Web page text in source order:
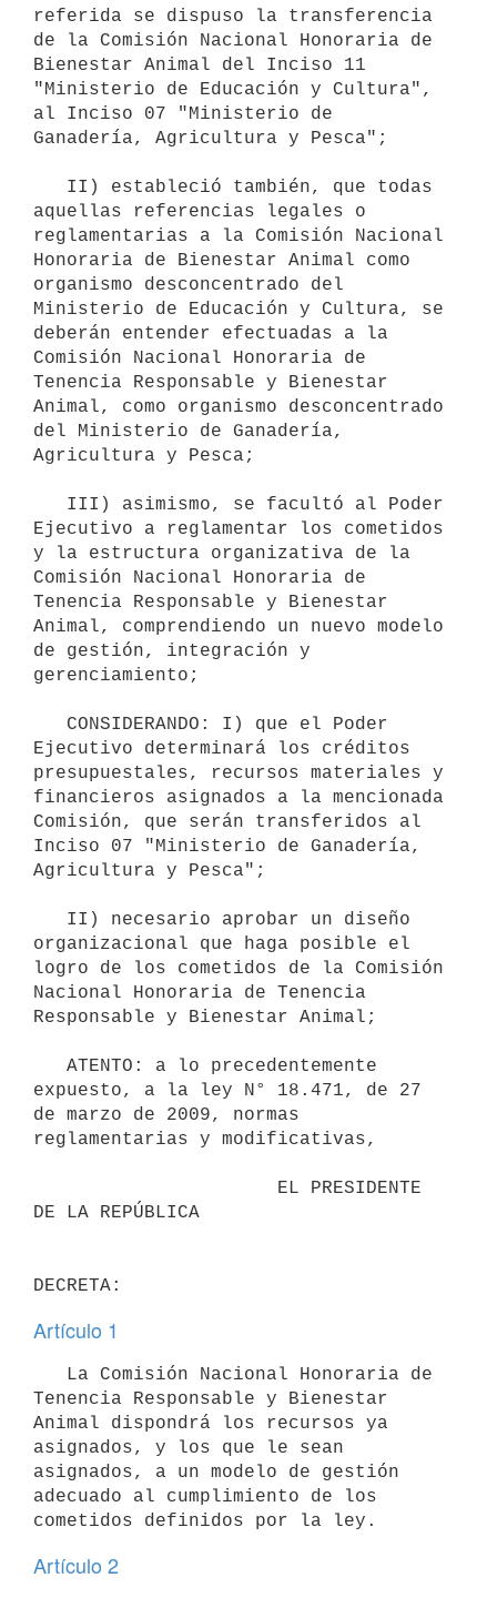
referida se dispuso la transferencia
de la Comisión Nacional Honoraria de
Bienestar Animal del Inciso 11
"Ministerio de Educación y Cultura",
al Inciso 07 "Ministerio de
Ganadería, Agricultura y Pesca";
aquellas referencias legales o
reglamentarias a la Comisión Nacional
Honoraria de Bienestar Animal como
organismo desconcentrado del
Ministerio de Educación y Cultura, se
deberán entender efectuadas a la
Comisión Nacional Honoraria de
Tenencia Responsable y Bienestar
Animal, como organismo desconcentrado
del Ministerio de Ganadería,
Agricultura y Pesca;
Ejecutivo a reglamentar los cometidos
y la estructura organizativa de la
Comisión Nacional Honoraria de
Tenencia Responsable y Bienestar
Animal, comprendiendo un nuevo modelo
de gestión, integración y
gerenciamiento;
Ejecutivo determinará los créditos
presupuestales, recursos materiales y
financieros asignados a la mencionada
Comisión, que serán transferidos al
Inciso 07 "Ministerio de Ganadería,
Agricultura y Pesca";
organizacional que haga posible el
logro de los cometidos de la Comisión
Nacional Honoraria de Tenencia
Responsable y Bienestar Animal;
expuesto, a la ley N° 18.471, de 27
de marzo de 2009, normas
reglamentarias y modificativas,
DE LA REPÚBLICA
Artículo 1
Tenencia Responsable y Bienestar
Animal dispondrá los recursos ya
asignados, y los que le sean
asignados, a un modelo de gestión
adecuado al cumplimiento de los
Artículo 2